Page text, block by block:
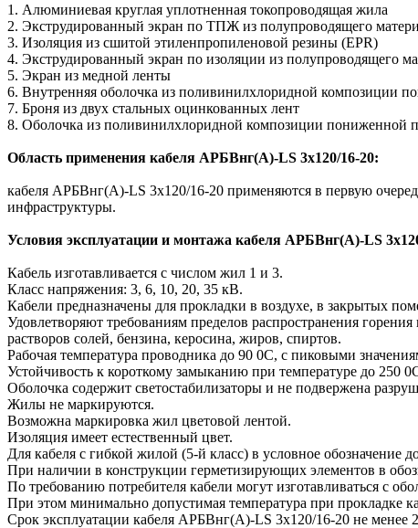
1. Алюминиевая круглая уплотненная токопроводящая жила
2. Экструдированный экран по ТПЖ из полупроводящего
3. Изоляция из сшитой этиленпропиленовой резины (EPR)
4. Экструдированный экран по изоляции из полупроводящего
5. Экран из медной ленты
6. Внутренняя оболочка из поливинилхлоридной композиции
7. Броня из двух стальных оцинкованных лент
8. Оболочка из поливинилхлоридной композиции пониженной
Область применения кабеля АРБВнг(A)-LS 3х120/16-20:
кабеля АРБВнг(A)-LS 3х120/16-20 применяются в первую
инфраструктуры.
Условия эксплуатации и монтажа кабеля АРБВнг(A)-LS
Кабель изготавливается с числом жил 1 и 3.
Класс напряжения: 3, 6, 10, 20, 35 кВ.
Кабели предназначены для прокладки в воздухе, в закрытых
Удовлетворяют требованиям пределов распространения
растворов солей, бензина, керосина, жиров, спиртов.
Рабочая температура проводника до 90 0С, с пиковыми
Устойчивость к короткому замыканию при температуре до 250
Оболочка содержит светостабилизаторы и не подвержена
Жилы не маркируются.
Возможна маркировка жил цветовой лентой.
Изоляция имеет естественный цвет.
Для кабеля с гибкой жилой (5-й класс) в условное обозначение
При наличии в конструкции герметизирующих элементов в
По требованию потребителя кабели могут изготавливаться с
При этом минимально допустимая температура при прокладке
Срок эксплуатации кабеля АРБВнг(A)-LS 3х120/16-20 не